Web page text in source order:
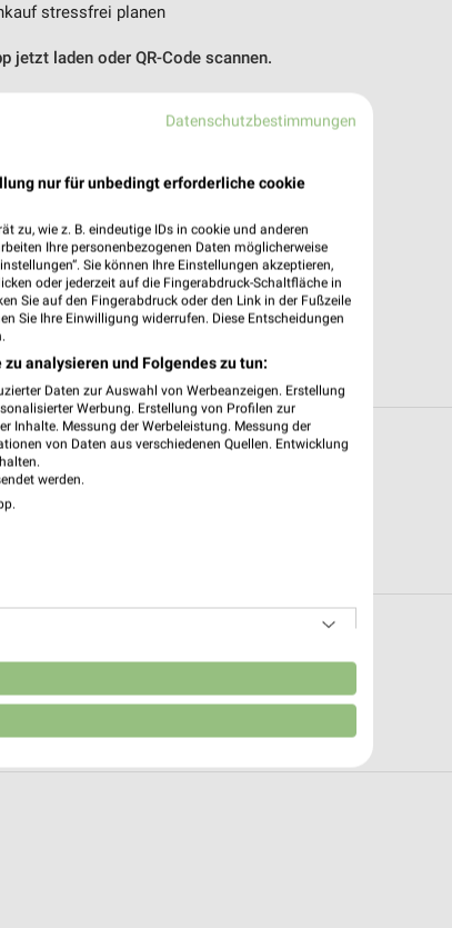
stressfrei planen
jetzt laden oder QR-Code scannen.
Datenschutzbestimmungen
nur für unbedingt erforderliche cookie
zu, wie z. B. eindeutige IDs in cookie und anderen
Ihre personenbezogenen Daten möglicherweise
Sie können Ihre Einstellungen akzeptieren,
oder jederzeit auf die Fingerabdruck-Schaltfläche in
Sie auf den Fingerabdruck oder den Link in der Fußzeile
Sie Ihre Einwilligung widerrufen. Diese Entscheidungen
analysieren und Folgendes zu tun:
Daten zur Auswahl von Werbeanzeigen. Erstellung
Werbung. Erstellung von Profilen zur
Inhalte. Messung der Werbeleistung. Messung der
von Daten aus verschiedenen Quellen. Entwicklung
werden.